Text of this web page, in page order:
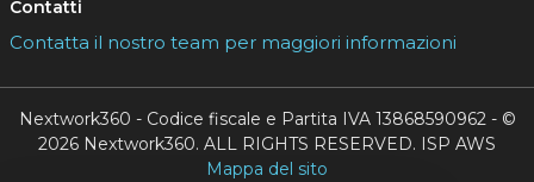
Contatti
Contatta il nostro team per maggiori informazioni
Nextwork360 - Codice fiscale e Partita IVA 13868590962 - ©
2026 Nextwork360. ALL RIGHTS RESERVED. ISP AWS
Mappa del sito